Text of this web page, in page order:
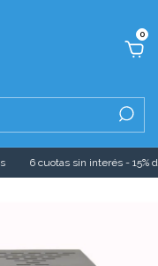
0
6 cuotas sin interés - 15%